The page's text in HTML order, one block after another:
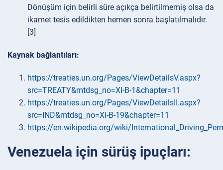
Dönüşüm için belirli süre açıkça belirtilmemiş olsa da
ikamet tesis edildikten hemen sonra başlatılmalıdır.
[3]
Kaynak bağlantıları:
https://treaties.un.org/Pages/ViewDetailsV.aspx?
src=TREATY&mtdsg_no=XI-B-1&chapter=11
https://treaties.un.org/Pages/ViewDetailsII.aspx?
src=IND&mtdsg_no=XI-B-19&chapter=11
https://en.wikipedia.org/wiki/
Venezuela için sürüş ipuçları: